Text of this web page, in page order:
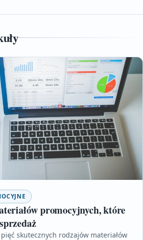
promocyjnych, które
skutecznych rodzajów materiałów